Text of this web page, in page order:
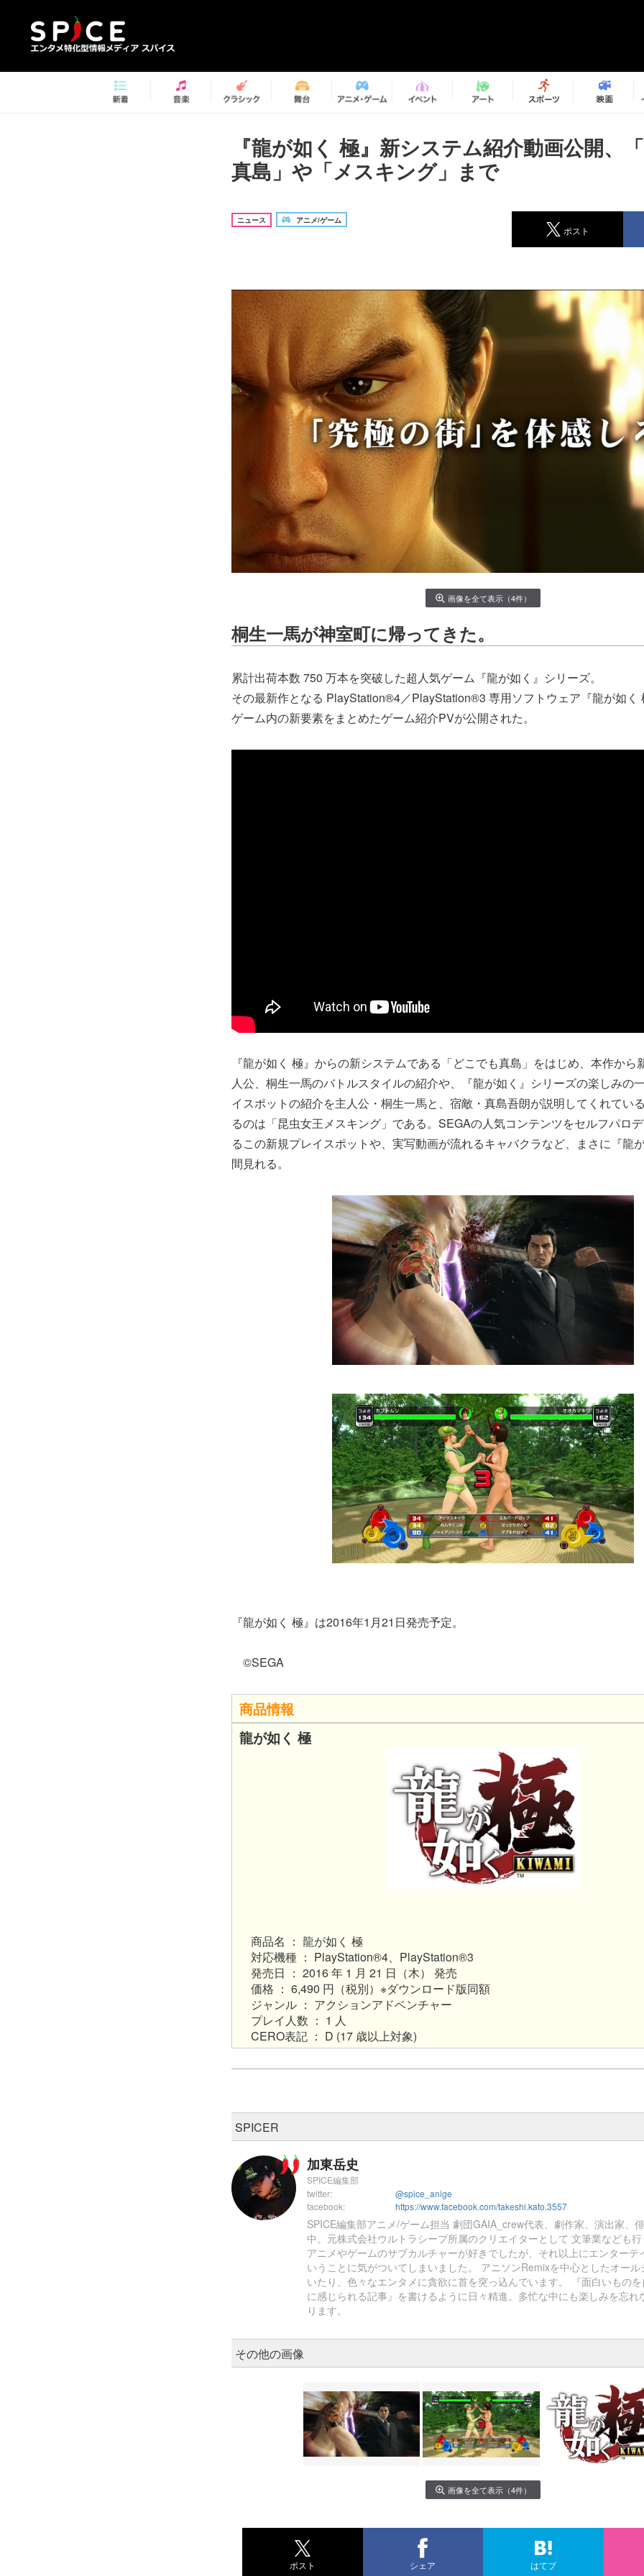
『龍が如く 極』新システム紹介動画公開、
真島」や「メスキング」まで
ニュース アニメ/ゲーム
ポスト
画像を全て表示（4件）
桐生一馬が神室町に帰ってきた。
累計出荷本数 750 万本を突破した超人気ゲーム『龍が如く』シリーズ。
その最新作となる PlayStation®4／PlayStation®3 専用ソフトウェア『龍が如く
ゲーム内の新要素をまとめたゲーム紹介PVが公開された。
『龍が如く 極』からの新システムである「どこでも真島」をはじめ、本作から
人公、桐生一馬のバトルスタイルの紹介や、『龍が如く』シリーズの楽しみの
イスポットの紹介を主人公・桐生一馬と、宿敵・真島吾朗が説明してくれてい
るのは「昆虫女王メスキング」である。SEGAの人気コンテンツをセルフパロ
るこの新規プレイスポットや、実写動画が流れるキャバクラなど、まさに『龍
間見れる。
『龍が如く 極』は2016年1月21日発売予定。
©SEGA
商品情報
龍が如く 極
商品名 ： 龍が如く 極
対応機種 ： PlayStation®4、PlayStation®3
発売日 ： 2016 年 1 月 21 日（木） 発売
価格 ： 6,490 円（税別）※ダウンロード版同額
ジャンル ： アクションアドベンチャー
プレイ人数 ： 1 人
CERO表記 ： D (17 歳以上対象)
SPICER
加東岳史
SPICE編集部
twitter:
@spice_anige
facebook:
https://www.facebook.com/takeshi.kato.3557
SPICE編集部アニメ/ゲーム担当 劇団GAIA_crew代表、劇作家、演出家、
中。元株式会社ウルトラシープ所属のクリエイターとして 文筆業なども
アニメやゲームのサブカルチャーが好きでしたが、それ以上にエンターテ
いうことに気がついてしまいました。 アニソンRemixを中心としたオール
いたり、色々なエンタメに貪欲に首を突っ込んでいます。 『面白いもの
に感じられる記事』を書けるように日々精進。多忙な中にも楽しみを忘れ
ります。
その他の画像
画像を全て表示（4件）
ポスト シェア はてブ